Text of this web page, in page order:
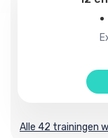
Alle 42 trainingen